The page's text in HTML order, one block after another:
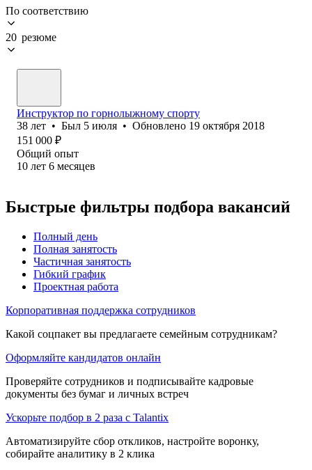
По соответствию
20 резюме
Инструктор по горнолыжному спорту
38 лет • Был 5 июля • Обновлено 19 октября 2018
151 000 ₽
Общий опыт
10 лет 6 месяцев
Быстрые фильтры подбора вакансий
Полный день
Полная занятость
Частичная занятость
Гибкий график
Проектная работа
Корпоративная поддержка сотрудников
Какой соцпакет вы предлагаете семейным сотрудникам?
Оформляйте кандидатов онлайн
Проверяйте сотрудников и подписывайте кадровые
документы без бумаг и личных встреч
Ускорьте подбор в 2 раза с Talantix
Автоматизируйте сбор откликов, настройте воронку,
собирайте аналитику в 2 клика